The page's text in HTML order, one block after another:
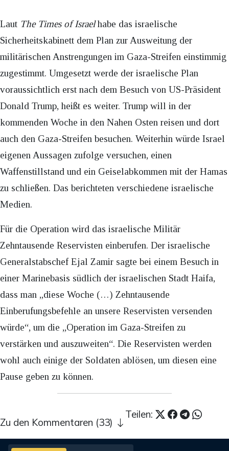
Laut The Times of Israelhabe das israelische
Sicherheitskabinett dem Plan zur Ausweitung der
militärischen Anstrengungen im Gaza-Streifen einstimmig
zugestimmt. Umgesetzt werde der israelische Plan
voraussichtlich erst nach dem Besuch von US-Präsident
Donald Trump, heißt es weiter. Trump will in der
kommenden Woche in den Nahen Osten reisen und dort
auch den Gaza-Streifen besuchen. Weiterhin würde Israel
eigenen Aussagen zufolge versuchen, einen
Waffenstillstand und ein Geiselabkommen mit der Hamas
zu schließen. Das berichteten verschiedene israelische
Medien.
Für die Operation wird das israelische Militär
Zehntausende Reservisten einberufen. Der israelische
Generalstabschef Ejal Zamir sagte bei einem Besuch in
einer Marinebasis südlich der israelischen Stadt Haifa,
dass man „diese Woche (…) Zehntausende
Einberufungsbefehle an unsere Reservisten versenden
würde“, um die „Operation im Gaza-Streifen zu
verstärken und auszuweiten“. Die Reservisten werden
wohl auch einige der Soldaten ablösen, um diesen eine
Pause geben zu können.
Teilen:
Zu den Kommentaren (33)